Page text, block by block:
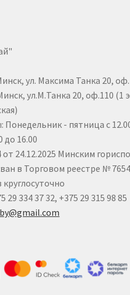
ул. Максима Танка 20,
ул.М.Танка 20, оф.110 (1
- пятница с
до 16.00
24.12.2025 Минским
в Торговом реестре №
29 334 37 32, +375 29 315 98 85